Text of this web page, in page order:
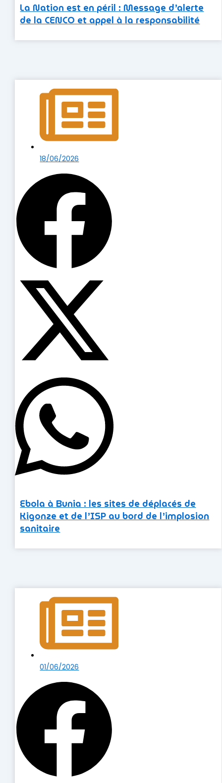
La Nation est en péril : Message d’alerte
de la CENCO et appel à la responsabilité
18/06/2026
Ebola à Bunia : les sites de déplacés de
Kigonze et de l’ISP au bord de l’implosion
sanitaire
01/06/2026